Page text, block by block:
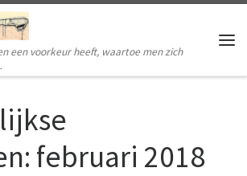
een voorkeur heeft, waartoe men zich
februari 2018